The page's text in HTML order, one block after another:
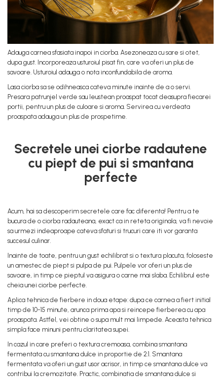
Adauga carnea sfasiata inapoi in ciorba. Asezoneaza cu sare si otet,
dupa gust. Incorporeaza usturoiul pisat fin, care va oferi un plus de
savoare. Usturoiul adauga o nota inconfundabila de aroma.
Lasa ciorba sa se odihneasca cateva minute inainte de a o servi.
Presara patrunjel verde sau leustean proaspat tocat deasupra fiecarei
portii, pentru un plus de culoare si aroma. Servirea cu verdeata
proaspata adauga un plus de prospetime.
Secretele unei ciorbe radautene
cu piept de pui si smantana
perfecte
Acum, hai sa descoperim secretele care fac diferenta! Pentru a te
bucura de o ciorba radauteana, exact ca in reteta originala, va fi nevoie
sa urmezi indeaproape cateva sfaturi si trucuri care iti vor garanta
succesul culinar.
Inainte de toate, pentru un gust echilibrat si o textura placuta, foloseste
un amestec de piept si pulpa de pui. Pulpele vor oferi un plus de
savoare, in timp ce pieptul va asigura o carne mai slaba. Echilibrul este
cheia unei ciorbe perfecte.
Aplica tehnica de fierbere in doua etape: dupa ce carnea a fiert initial
timp de 10-15 minute, arunca prima apa si reincepe fierberea cu apa
proaspata. Astfel, vei obtine o supa mult mai limpede. Aceasta tehnica
simpla face minuni pentru claritatea supei.
In cazul in care preferi o textura cremoasa, combina smantana
fermentata cu smantana dulce in proportie de 2:1. Smantana
fermentata va oferi un gust usor acrisor, in timp ce smantana dulce va
contribui la cremozitate. Practic, combinatia de smantana dulce si